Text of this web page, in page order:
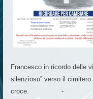
Francesco in ricordo delle
silenzioso” verso il
croce. -